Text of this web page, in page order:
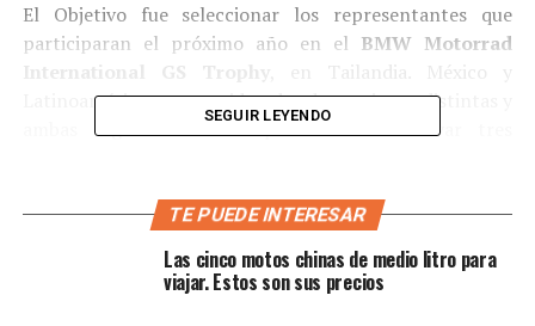
El Objetivo fue seleccionar los representantes que
participaran el próximo año en el BMW Motorrad
Latinoamérica son consideradas dos regiones distintas y
ambas regiones tienen oportunidad de llevar tres
El Recorrido
Ciudad de Méxicoel jueves 19 de
noviembre, luego nos trasladarnos hacia
SEGUIR LEYENDO
TE PUEDE INTERESAR
Las cinco motos chinas de medio litro para
viajar. Estos son sus precios